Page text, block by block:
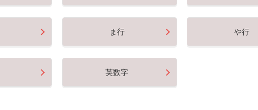
ま行 や行
英数字